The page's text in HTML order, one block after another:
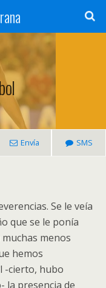
Envía SMS
Se le veía
que se le ponía
menos
hemos
-cierto, hubo
la presencia de